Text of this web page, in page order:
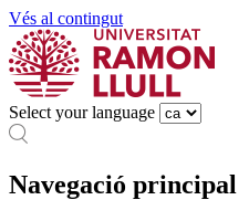
Vés al contingut
Select your language
Navegació principal